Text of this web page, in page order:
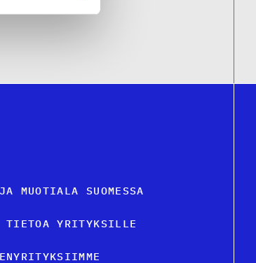
SUOMESSA
TIETOA YRITYKSILLE